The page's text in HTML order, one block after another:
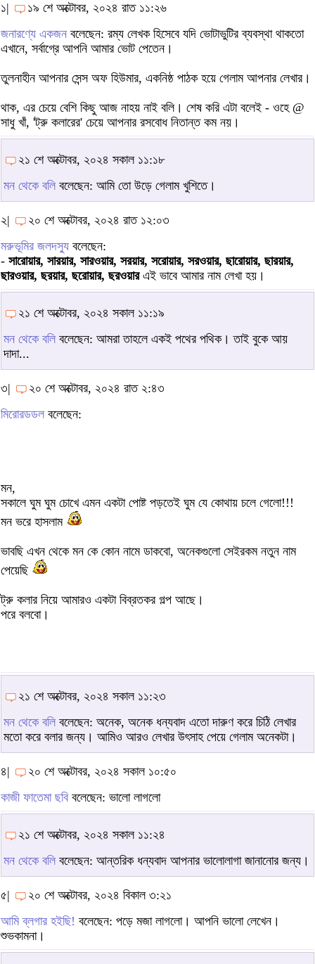
১|
১৯ শে অক্টোবর, ২০২৪ রাত ১১:২৬
জনারণ্যে একজন বলেছেন: রম্য লেখক হিসেবে যদি ভোটাভুটির ব্যবস্থা থাকতো
এখানে, সর্বাগ্রে আপনি আমার ভোট পেতেন।
তুলনাহীন আপনার সেন্স অফ হিউমার, একনিষ্ঠ পাঠক হয়ে গেলাম আপনার লেখার।
থাক, এর চেয়ে বেশি কিছু আজ নাহয় নাই বলি। শেষ করি এটা বলেই - ওহে @
সাধু খাঁ, 'ট্রু কলারের' চেয়ে আপনার রসবোধ নিতান্ত কম নয়।
২১ শে অক্টোবর, ২০২৪ সকাল ১১:১৮
মন থেকে বলি বলেছেন: আমি তো উড়ে গেলাম খুশিতে।
২|
২০ শে অক্টোবর, ২০২৪ রাত ১২:০৩
মরুভূমির জলদস্যু বলেছেন:
- সারোয়ার, সারয়ার, সারওয়ার, সরয়ার, সরোয়ার, সরওয়ার, ছারোয়ার, ছারয়ার,
ছারওয়ার, ছরয়ার, ছরোয়ার, ছরওয়ারএই ভাবে আমার নাম লেখা হয়।
২১ শে অক্টোবর, ২০২৪ সকাল ১১:১৯
মন থেকে বলি বলেছেন: আমরা তাহলে একই পথের পথিক। তাই বুকে আয়
দাদা...
৩|
২০ শে অক্টোবর, ২০২৪ রাত ২:৪৩
মিরোরডডল বলেছেন:
মন,
সকালে ঘুম ঘুম চোখে এমন একটা পোষ্ট পড়তেই ঘুম যে কোথায় চলে গেলো!!!
মন ভরে হাসলাম
ভাবছি এখন থেকে মন কে কোন নামে ডাকবো, অনেকগুলো সেইরকম নতুন নাম
পেয়েছি
ট্রু কলার নিয়ে আমারও একটা বিব্রতকর গল্প আছে।
পরে বলবো।
২১ শে অক্টোবর, ২০২৪ সকাল ১১:২৩
মন থেকে বলি বলেছেন: অনেক, অনেক ধন্যবাদ এতো দারুণ করে চিঠি লেখার
মতো করে বলার জন্য। আমিও আরও লেখার উৎসাহ পেয়ে গেলাম অনেকটা।
৪|
২০ শে অক্টোবর, ২০২৪ সকাল ১০:৫০
কাজী ফাতেমা ছবি বলেছেন: ভালো লাগলো
২১ শে অক্টোবর, ২০২৪ সকাল ১১:২৪
মন থেকে বলি বলেছেন: আন্তরিক ধন্যবাদ আপনার ভালোলাগা জানানোর জন্য।
৫|
২০ শে অক্টোবর, ২০২৪ বিকাল ৩:২১
আমি ব্লগার হইছি! বলেছেন: পড়ে মজা লাগলো। আপনি ভালো লেখেন।
শুভকামনা।